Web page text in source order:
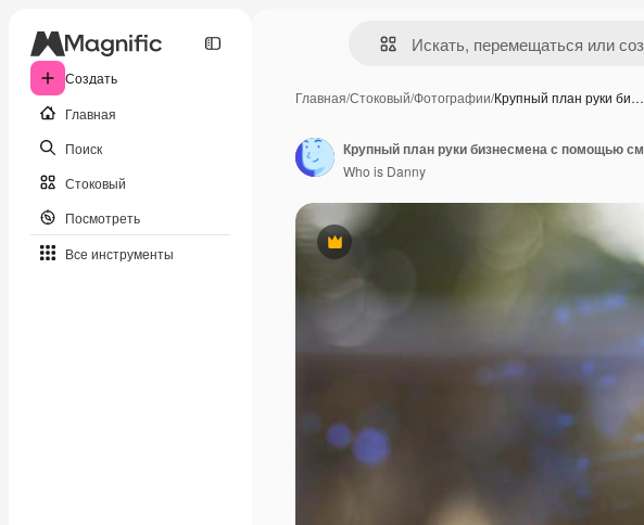
Создать
Главная
Поиск
Стоковый
Посмотреть
Все инструменты
Главная/Стоковый/Фотографии/Крупный план руки би…
Премиум
Who is Danny